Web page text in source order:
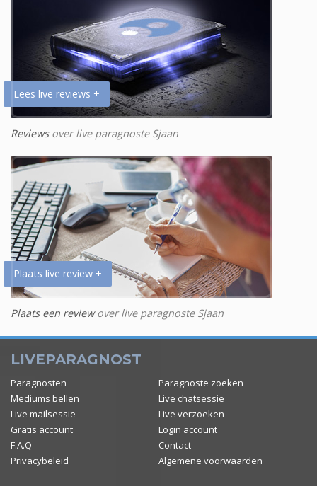
Lees live reviews +
Reviewsover live paragnoste Sjaan
Plaats live review +
Plaats een reviewover live paragnoste Sjaan
LIVEPARAGNOST
Paragnosten
Paragnoste zoeken
Mediums bellen
Live chatsessie
Live mailsessie
Live verzoeken
Gratis account
Login account
F.A.Q
Contact
Privacybeleid
Algemene voorwaarden